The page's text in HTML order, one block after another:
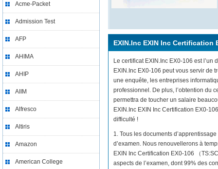
Acme-Packet
Admission Test
AFP
AHIMA
AHIP
AIIM
Alfresco
Altiris
Amazon
American College
EXIN.Inc EXIN Inc Certification
Le certificat EXIN.Inc EX0-106 est
EXIN.Inc EX0-106 peut vous servir de
une enquête, les entreprises
professionnel. De plus, l’obtention du
permettra de toucher un salaire
EXIN.Inc EXIN Inc Certification EX0-
difficulté !
1. Tous les documents
d’examen. Nous renouvellerons à
EXIN Inc Certification EX0-106 （
aspects de l’examen, dont 99% des